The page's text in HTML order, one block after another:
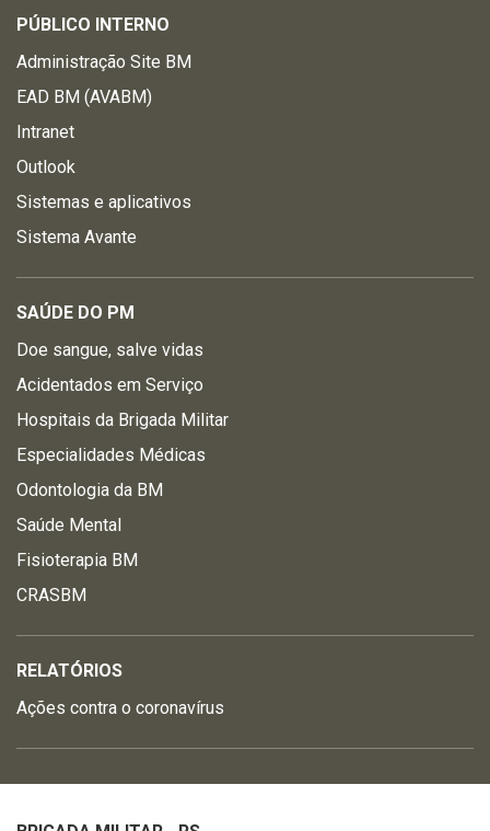
PÚBLICO INTERNO
Administração Site BM
EAD BM (AVABM)
Intranet
Outlook
Sistemas e aplicativos
Sistema Avante
SAÚDE DO PM
Doe sangue, salve vidas
Acidentados em Serviço
Hospitais da Brigada Militar
Especialidades Médicas
Odontologia da BM
Saúde Mental
Fisioterapia BM
CRASBM
RELATÓRIOS
Ações contra o coronavírus